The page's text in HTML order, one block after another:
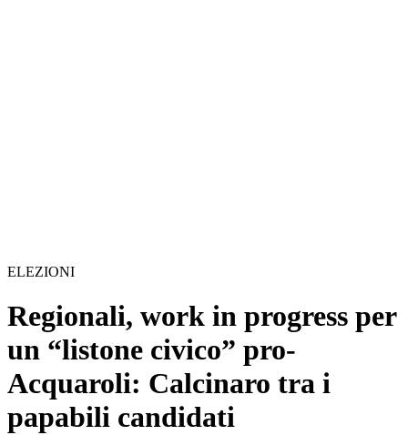
ELEZIONI
Regionali, work in progress per
un “listone civico” pro-
Acquaroli: Calcinaro tra i
papabili candidati